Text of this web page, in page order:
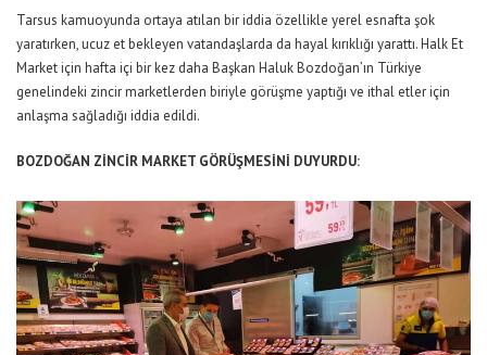
Tarsus kamuoyunda ortaya atılan bir iddia özellikle yerel esnafta şok
yaratırken, ucuz et bekleyen vatandaşlarda da hayal kırıklığı yarattı. Halk Et
Market için hafta içi bir kez daha Başkan Haluk Bozdoğan’ın Türkiye
genelindeki zincir marketlerden biriyle görüşme yaptığı ve ithal etler için
anlaşma sağladığı iddia edildi.
BOZDOĞAN ZİNCİR MARKET GÖRÜŞMESİNİ DUYURDU: